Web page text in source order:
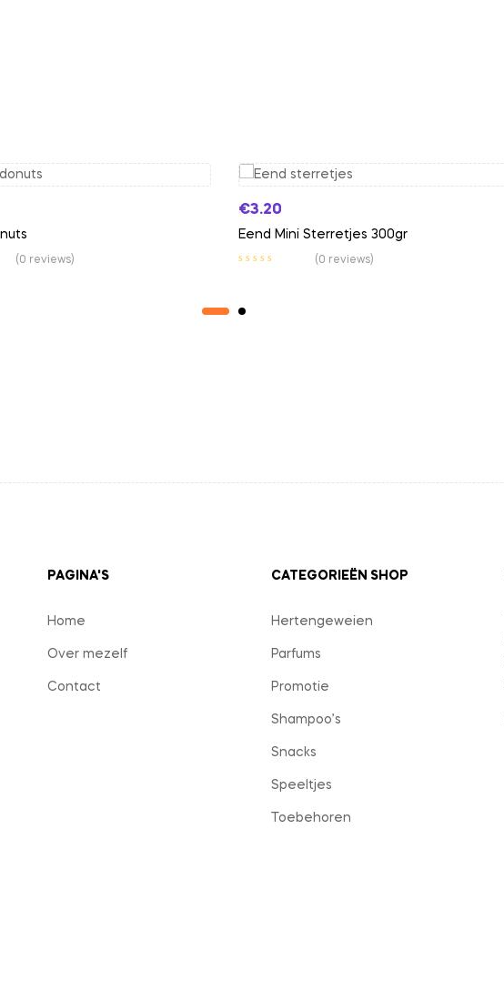
(0 reviews)
€3.20
Eend Mini Sterretjes 300gr
(0 reviews)
PAGINA'S
Home
Over mezelf
Contact
CATEGORIEËN SHOP
Hertengeweien
Parfums
Promotie
Shampoo’s
Snacks
Speeltjes
Toebehoren